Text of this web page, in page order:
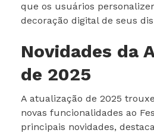
que os usuários
decoração digital de seus
Novidades da
de 2025
A atualização de 2025
novas funcionalidades ao
principais novidades,